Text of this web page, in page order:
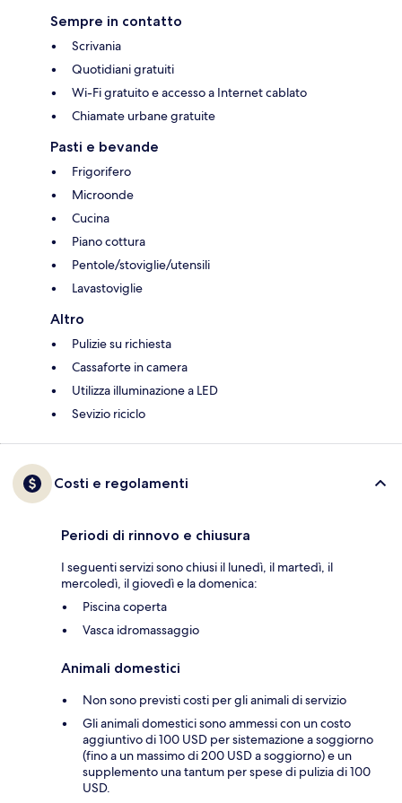
Sempre in contatto
Scrivania
Quotidiani gratuiti
Wi-Fi gratuito e accesso a Internet cablato
Chiamate urbane gratuite
Pasti e bevande
Frigorifero
Microonde
Cucina
Piano cottura
Pentole/stoviglie/utensili
Lavastoviglie
Altro
Pulizie su richiesta
Cassaforte in camera
Utilizza illuminazione a LED
Sevizio riciclo
Costi e regolamenti
Periodi di rinnovo e chiusura
I seguenti servizi sono chiusi il lunedì, il martedì, il
mercoledì, il giovedì e la domenica:
Piscina coperta
Vasca idromassaggio
Animali domestici
Non sono previsti costi per gli animali di servizio
Gli animali domestici sono ammessi con un costo
aggiuntivo di 100 USD per sistemazione a soggiorno
(fino a un massimo di 200 USD a soggiorno) e un
supplemento una tantum per spese di pulizia di 100
USD.